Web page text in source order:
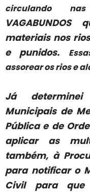
circulando
materiais nos
e punidos.
assorear os rios e
Já
Municipais de
Pública e de
aplicar as
também, à
para notificar o
Civil para que